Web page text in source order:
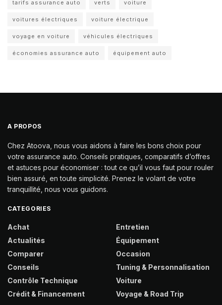
tarifs assurance auto verts voiture
voitures électriques voiture électrique
voyage en voiture véhicules électriques
économies assurance auto équipement auto
A PROPOS
Chez Atoova, nous vous aidons à faire les bons choix pour
votre assurance auto. Conseils pratiques, comparatifs d’offres
et astuces pour économiser : tout ce qu’il vous faut pour rouler
bien assuré, en toute simplicité. Prenez le volant de votre
tranquillité, nous vous guidons.
CATEGORIES
Achat
Actualités
Comparer
Conseils
Contrôle Technique
Crédit & Financement
Entretien
Équipement
Occasion
Tuning & Personnalisation
Voiture
Voyage & Road Trip